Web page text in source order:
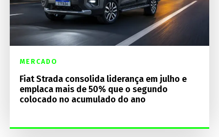
MERCADO
Fiat Strada consolida liderança em julho e
emplaca mais de 50% que o segundo
colocado no acumulado do ano